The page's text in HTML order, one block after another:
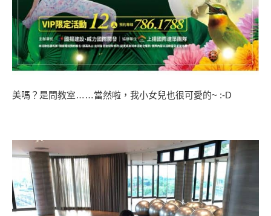
美嗎？是問教室……當然啦，我小女兒也很可愛的~ :-D